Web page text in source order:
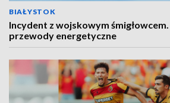
BIAŁYSTOK
Incydent z wojskowym
przewody energetyczne